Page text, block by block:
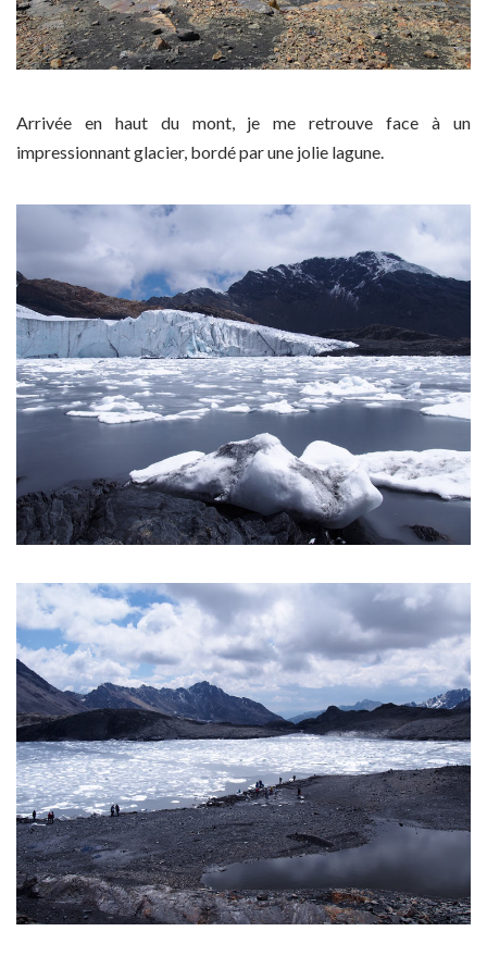
Arrivée en haut du mont, je me retrouve face à un
impressionnant glacier, bordé par une jolie lagune.